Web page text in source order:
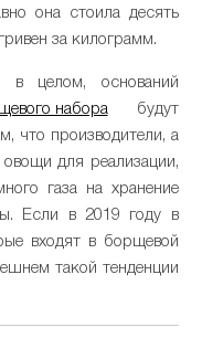
она стоила десять
за килограмм.
в целом, оснований
наборабудут
что производители, а
для реализации,
газа на хранение
Если в 2019 году в
входят в борщевой
такой тенденции